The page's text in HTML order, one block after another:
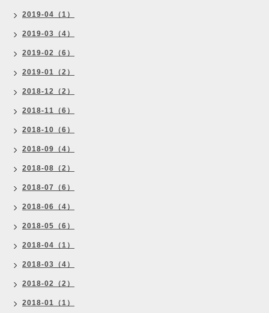
2019-04（1）
2019-03（4）
2019-02（6）
2019-01（2）
2018-12（2）
2018-11（6）
2018-10（6）
2018-09（4）
2018-08（2）
2018-07（6）
2018-06（4）
2018-05（6）
2018-04（1）
2018-03（4）
2018-02（2）
2018-01（1）